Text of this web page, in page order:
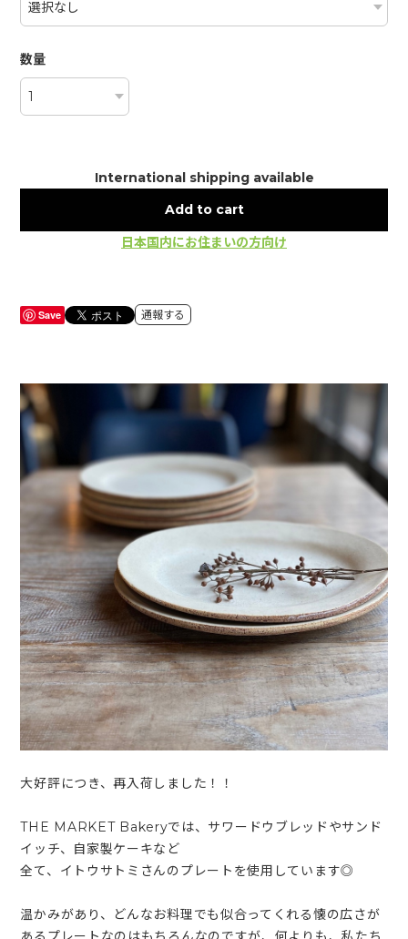
数量
International shipping available
Add to cart
日本国内にお住まいの方向け
Save 通報する
大好評につき、再入荷しました！！
THE MARKET Bakeryでは、サワードウブレッドやサンド
イッチ、自家製ケーキなど
全て、イトウサトミさんのプレートを使用しています◎
温かみがあり、どんなお料理でも似合ってくれる懐の広さが